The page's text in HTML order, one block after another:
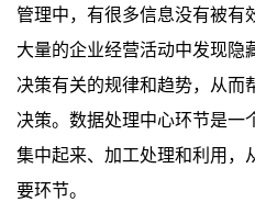
管理中，有很多信息没有被有
大量的企业经营活动中发现隐
决策有关的规律和趋势，从而
决策。数据处理中心环节是一
集中起来、加工处理和利用，
要环节。